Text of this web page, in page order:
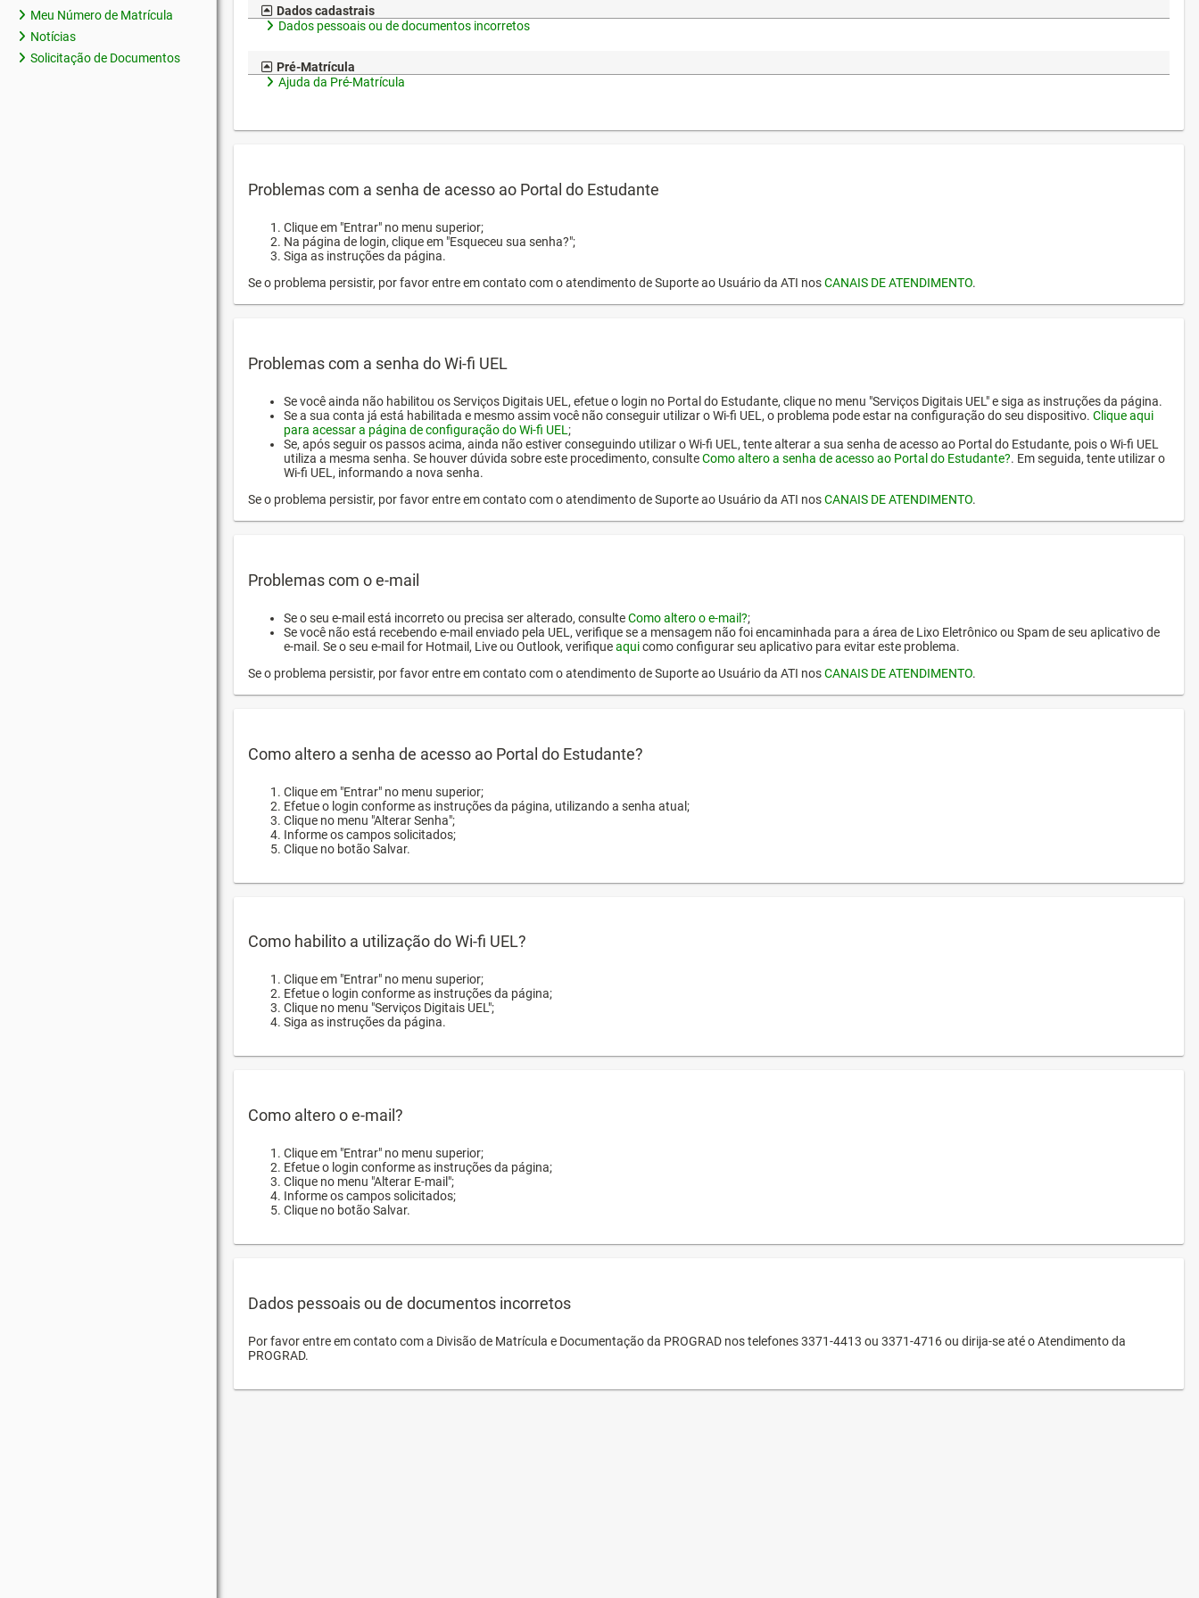
Meu Número de Matrícula
Notícias
Solicitação de Documentos
Dados cadastrais
Dados pessoais ou de documentos incorretos
Pré-Matrícula
Ajuda da Pré-Matrícula
Problemas com a senha de acesso ao Portal do Estudante
Clique em "Entrar" no menu superior;
Na página de login, clique em "Esqueceu sua senha?";
Siga as instruções da página.
Se o problema persistir, por favor entre em contato com o atendimento de Suporte ao Usuário da ATI nosCANAIS DE ATENDIMENTO.
Problemas com a senha do Wi-fi UEL
Se você ainda não habilitou os Serviços Digitais UEL, efetue o login no Portal do Estudante, clique no menu "Serviços Digitais UEL" e siga as instruções da página.
Se a sua conta já está habilitada e mesmo assim você não conseguir utilizar o Wi-fi UEL, o problema pode estar na configuração do seu dispositivo. Clique aqui
para acessar a página de configuração do Wi-fi UEL ;
Se, após seguir os passos acima, ainda não estiver conseguindo utilizar o Wi-fi UEL, tente alterar a sua senha de acesso ao Portal do Estudante, pois o Wi-fi UEL
utiliza a mesma senha. Se houver dúvida sobre este procedimento, consulteComo altero a senha de acesso ao Portal do Estudante?. Em seguida, tente utilizar o
Wi-fi UEL, informando a nova senha.
Se o problema persistir, por favor entre em contato com o atendimento de Suporte ao Usuário da ATI nosCANAIS DE ATENDIMENTO.
Problemas com o e-mail
Se o seu e-mail está incorreto ou precisa ser alterado, consulteComo altero o e-mail?;
Se você não está recebendo e-mail enviado pela UEL, verifique se a mensagem não foi encaminhada para a área de Lixo Eletrônico ou Spam de seu aplicativo de
e-mail. Se o seu e-mail for Hotmail, Live ou Outlook, verifiqueaquicomo configurar seu aplicativo para evitar este problema.
Se o problema persistir, por favor entre em contato com o atendimento de Suporte ao Usuário da ATI nosCANAIS DE ATENDIMENTO.
Como altero a senha de acesso ao Portal do Estudante?
Clique em "Entrar" no menu superior;
Efetue o login conforme as instruções da página, utilizando a senha atual;
Clique no menu "Alterar Senha";
Informe os campos solicitados;
Clique no botão Salvar.
Como habilito a utilização do Wi-fi UEL?
Clique em "Entrar" no menu superior;
Efetue o login conforme as instruções da página;
Clique no menu "Serviços Digitais UEL";
Siga as instruções da página.
Como altero o e-mail?
Clique em "Entrar" no menu superior;
Efetue o login conforme as instruções da página;
Clique no menu "Alterar E-mail";
Informe os campos solicitados;
Clique no botão Salvar.
Dados pessoais ou de documentos incorretos
Por favor entre em contato com a Divisão de Matrícula e Documentação da PROGRAD nos telefones 3371-4413 ou 3371-4716 ou dirija-se até o Atendimento da
PROGRAD.